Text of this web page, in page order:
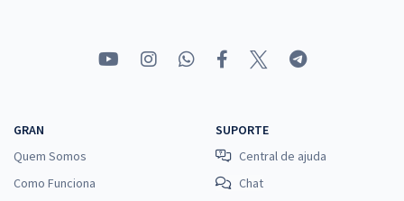
GRAN
Quem Somos
Como Funciona
SUPORTE
Central de ajuda
Chat